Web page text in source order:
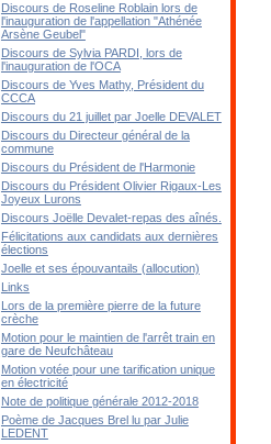
Discours de Roseline Roblain lors de
l'inauguration de l'appellation "Athénée
Arsène Geubel"
Discours de Sylvia PARDI, lors de
l'inauguration de l'OCA
Discours de Yves Mathy, Président du
CCCA
Discours du 21 juillet par Joelle DEVALET
Discours du Directeur général de la
commune
Discours du Président de l'Harmonie
Discours du Président Olivier Rigaux-Les
Joyeux Lurons
Discours Joëlle Devalet-repas des aînés.
Félicitations aux candidats aux dernières
élections
Joelle et ses épouvantails (allocution)
Links
Lors de la première pierre de la future
crèche
Motion pour le maintien de l'arrêt train en
gare de Neufchâteau
Motion votée pour une tarification unique
en électricité
Note de politique générale 2012-2018
Poème de Jacques Brel lu par Julie
LEDENT